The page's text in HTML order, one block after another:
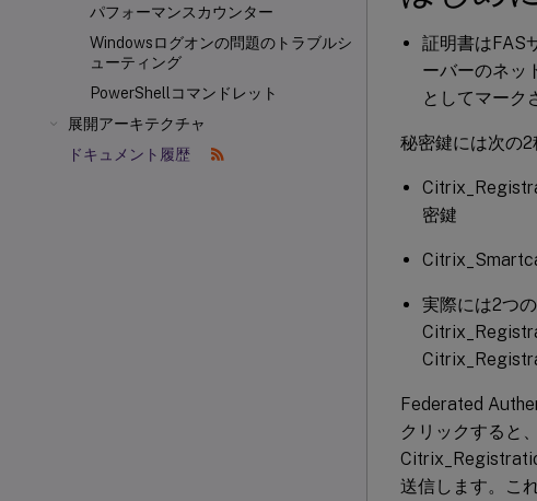
パフォーマンスカウンター
Windowsログオンの問題のトラブルシ
ューティング
PowerShellコマンドレット
展開アーキテクチャ
ドキュメント履歴
証明書はFAS
ーバーのネッ
としてマーク
秘密鍵には次の2
密鍵
実際には2つ
Federated
クリックすると
送信します。こ